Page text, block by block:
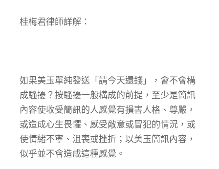
桂梅君律師詳解：
如果美玉單純發送「請今天還錢」，會不會構
成騷擾？按騷擾一般構成的前提，至少是簡訊
內容使收受簡訊的人感覺有損害人格、尊嚴，
或造成心生畏懼、感受敵意或冒犯的情況，或
使情緒不寧、沮喪或挫折；以美玉簡訊內容，
似乎並不會造成這種感覺。